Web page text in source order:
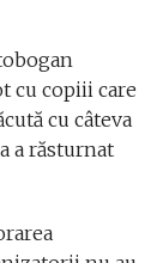
cu copiii care
cu câteva
a răsturnat